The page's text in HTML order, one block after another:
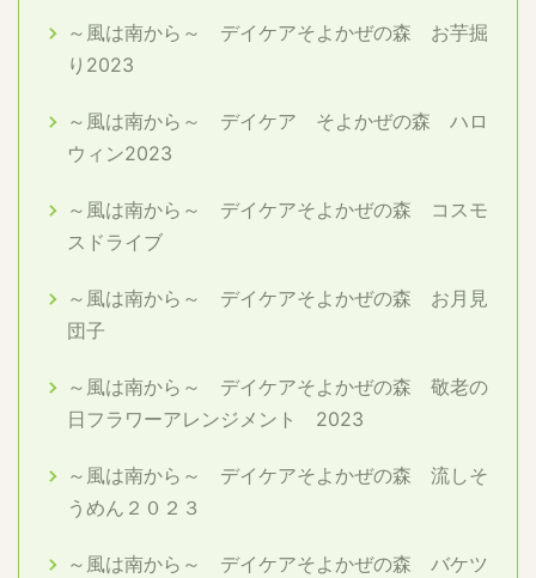
～風は南から～ デイケアそよかぜの森 お芋掘
り2023
～風は南から～ デイケア そよかぜの森 ハロ
ウィン2023
～風は南から～ デイケアそよかぜの森 コスモ
スドライブ
～風は南から～ デイケアそよかぜの森 お月見
団子
～風は南から～ デイケアそよかぜの森 敬老の
日フラワーアレンジメント 2023
～風は南から～ デイケアそよかぜの森 流しそ
うめん２０２３
～風は南から～ デイケアそよかぜの森 バケツ